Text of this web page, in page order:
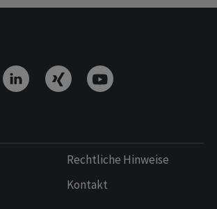
Rechtliche Hinweise
Kontakt